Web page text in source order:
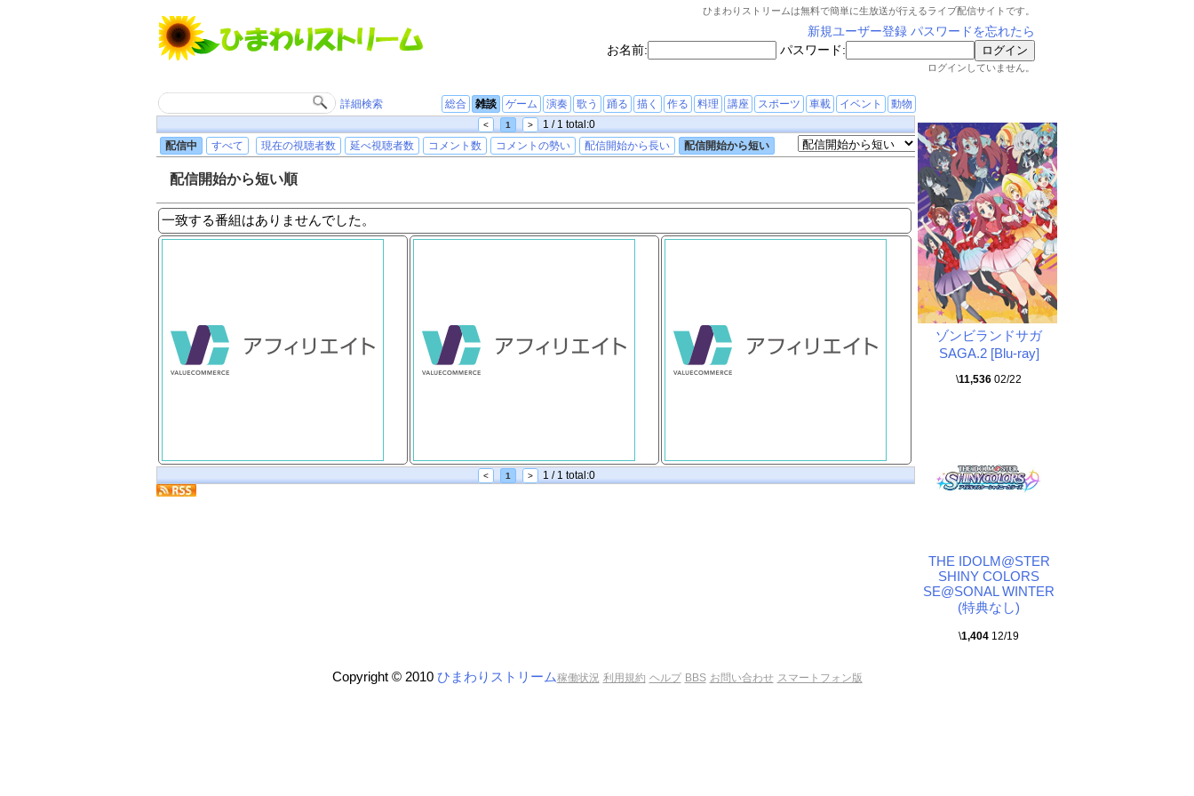
ひまわりストリームは無料で簡単に生放送が行えるライブ配信サイトです。
新規ユーザー登録 パスワードを忘れたら
お名前:
パスワード:
ログインしていません。
詳細検索 総合 雑談 ゲーム 演奏 歌う 踊る 描く 作る 料理 講座 スポーツ 車載 イベント 動物
< 1 >
1 / 1 total:0
配信中
すべて 現在の視聴者数 延べ視聴者数 コメント数 コメントの勢い 配信開始から長い 配信開始から短い
配信開始から短い順
一致する番組はありませんでした。
< 1 > 1 / 1 total:0
ゾンビランドサガ
SAGA.2 [Blu-ray]
\11,536 02/22
THE IDOLM@STER
SHINY COLORS
SE@SONAL WINTER
(特典なし)
\1,404 12/19
Copyright © 2010 ひまわりストリーム稼働状況 利用規約 ヘルプ BBS お問い合わせ スマートフォン版